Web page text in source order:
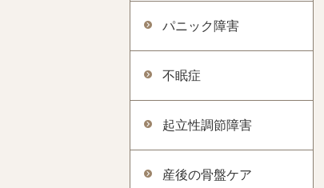
パニック障害
不眠症
起立性調節障害
産後の骨盤ケア